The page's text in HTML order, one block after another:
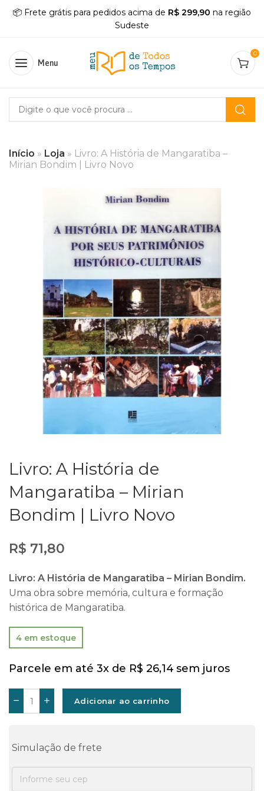
📦 Frete grátis para pedidos acima de R$ 299,90 na região
Sudeste
Menu
0
Início » Loja » Livro: A História de Mangaratiba –
Mirian Bondim | Livro Novo
Livro: A História de
Mangaratiba – Mirian
Bondim | Livro Novo
R$ 71,80
Livro: A História de Mangaratiba – Mirian Bondim.
Uma obra sobre memória, cultura e formação
histórica de Mangaratiba.
4 em estoque
Parcele em até 3x de R$ 26,14 sem juros
Adicionar ao carrinho
Simulação de frete